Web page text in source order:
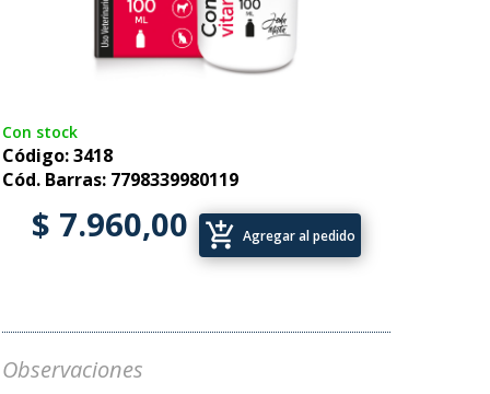
Con stock
Código: 3418
Cód. Barras: 7798339980119
$ 7.960,00 add_shopping_cart Agregar al pedido
Observaciones